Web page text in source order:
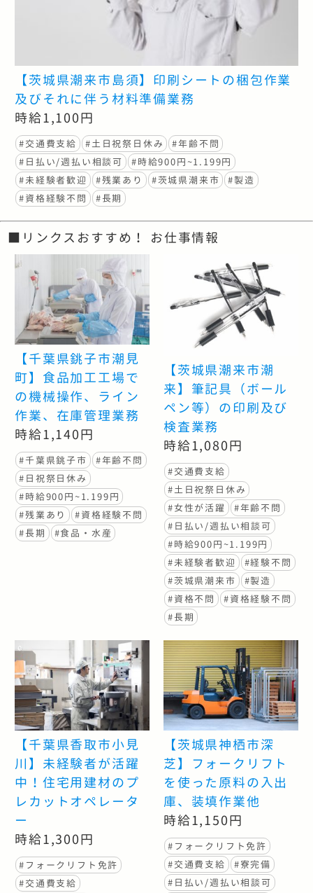
【茨城県潮来市島須】印刷シートの梱包作業
及びそれに伴う材料準備業務
時給1,100円
#交通費支給 #土日祝祭日休み
#年齢不問
#日払い/週払い相談可
#時給900円~1.199円
#未経験者歓迎
#残業あり #茨城県潮来市
#製造
#資格経験不問
#長期
■リンクスおすすめ！ お仕事情報
【千葉県銚子市潮見
町】食品加工工場で
の機械操作、ライン
作業、在庫管理業務
時給1,140円
#千葉県銚子市
#年齢不問
#日祝祭日休み
#時給900円~1.199円
#残業あり
#資格経験不問
#長期
#食品・水産
【茨城県潮来市潮
来】筆記具（ボール
ペン等）の印刷及び
検査業務
時給1,080円
#交通費支給
#土日祝祭日休み
#女性が活躍
#年齢不問
#日払い/週払い相談可
#時給900円~1.199円
#未経験者歓迎
#経験不問
#茨城県潮来市
#製造
#資格不問
#資格経験不問
#長期
【千葉県香取市小見
川】未経験者が活躍
中！住宅用建材のプ
レカットオペレータ
ー
時給1,300円
#フォークリフト免許
#交通費支給
【茨城県神栖市深
芝】フォークリフト
を使った原料の入出
庫、装填作業他
時給1,150円
#フォークリフト免許
#交通費支給
#寮完備
#日払い/週払い相談可